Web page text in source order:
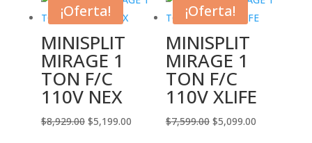
era:
$7,999.00.
es:
$4,199.00.
¡Oferta!
MINISPLIT
MIRAGE 1
TON F/C
110V NEX
$8,929.00 El
$5,199.00El
¡Oferta!
MINISPLIT
MIRAGE 1
TON F/C
110V XLIFE
$7,599.00 El
$5,099.00El